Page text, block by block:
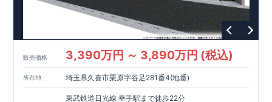
販売価格 3,390万円 ～ 3,890万円 (税込)
所在地 埼玉県久喜市栗原字谷足281番4(地番)
東武鉄道日光線 幸手駅まで徒歩22分